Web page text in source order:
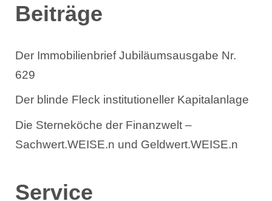
Beiträge
Der Immobilienbrief Jubiläumsausgabe Nr.
629
Der blinde Fleck institutioneller Kapitalanlage
Die Sterneköche der Finanzwelt –
Sachwert.WEISE.n und Geldwert.WEISE.n
Service